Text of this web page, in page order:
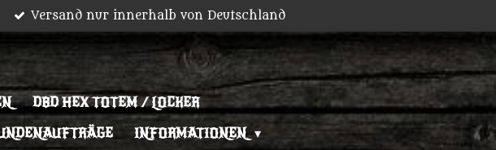
Versand nur innerhalb von Deutschland
DBD HEX TOTEM / LOCKER
INFORMATIONEN